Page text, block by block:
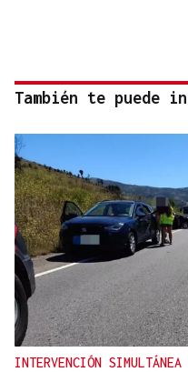
También te puede
INTERVENCIÓN SIMULTÁNEA